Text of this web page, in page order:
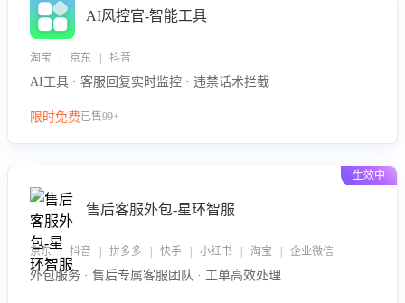
AI风控官-智能工具
淘宝 | 京东 | 抖音
AI工具 · 客服回复实时监控 · 违禁话术拦截
限时免费已售99+
生效中
售后客服外包-星环智服
京东 | 抖音 | 拼多多 | 快手 | 小红书 | 淘宝 | 企业微信
外包服务 · 售后专属客服团队 · 工单高效处理